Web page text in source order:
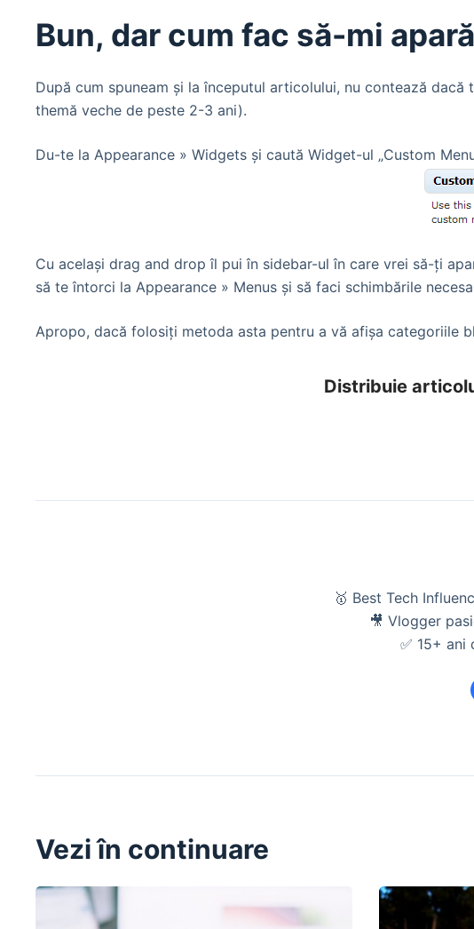
Bun, dar cum fac să-mi
După cum spuneam şi la începutul articolului, nu contează
themă veche de peste 2-3 ani).
Du-te la Appearance » Widgets şi caută Widget-ul „Custom
Cu acelaşi drag and drop îl pui în sidebar-ul în care vrei să-ţi
să te întorci la Appearance » Menus şi să faci schimbările
Apropo, dacă folosiţi metoda asta pentru a vă afişa categoriile
Distribuie
🥇 Best Tech
🎥 Vlogger
✅ 15+ ani
Vezi în continuare